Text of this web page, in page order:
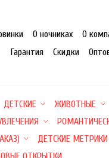
О ночниках О
Гарантия
Скидки
ДЕТСКИЕ ЖИВОТНЫЕ
ДЕТСКИЕ МЕТРИКИ